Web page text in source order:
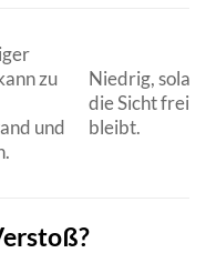
zu
und
Niedrig,
die Sicht frei
bleibt.